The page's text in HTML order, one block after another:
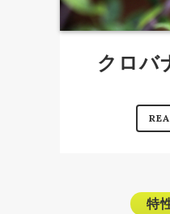
クロバ
特